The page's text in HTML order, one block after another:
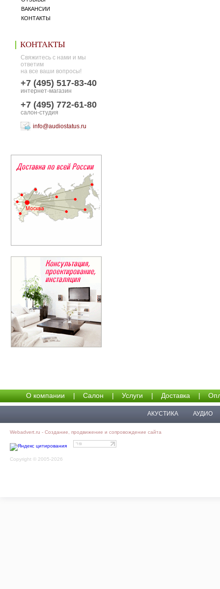
ВАКАНСИИ
КОНТАКТЫ
КОНТАКТЫ
Свяжитесь с нами и мы
ответим
на все ваши вопросы!
+7 (495) 517-83-40
интернет-магазин
+7 (495) 772-61-80
салон-студия
info@audiostatus.ru
О компании | Салон | Услуги | Доставка |
АКУСТИКА АУДИО
Webadvert.ru - Создание, продвижение и сопровождение сайта
Copyright © 2005-2026